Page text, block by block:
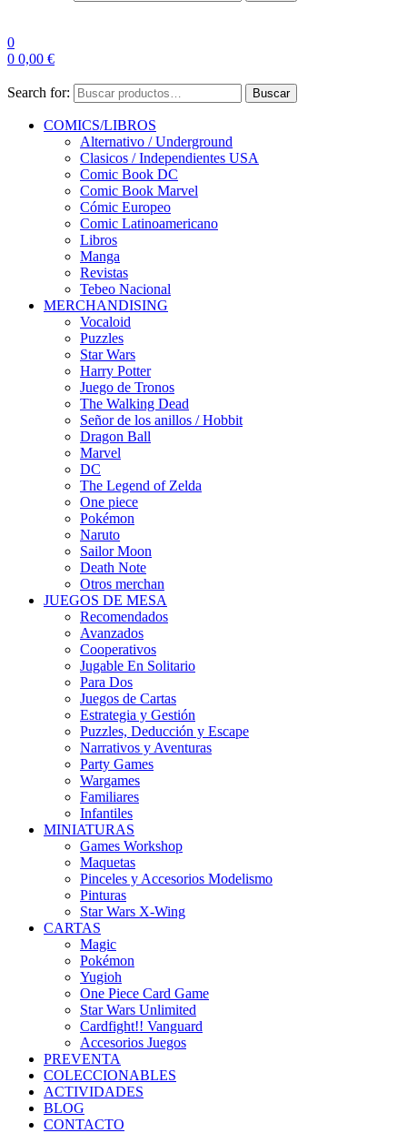
0
0 0,00 €
Search for: Buscar
COMICS/LIBROS
Alternativo / Underground
Clasicos / Independientes USA
Comic Book DC
Comic Book Marvel
Cómic Europeo
Comic Latinoamericano
Libros
Manga
Revistas
Tebeo Nacional
MERCHANDISING
Vocaloid
Puzzles
Star Wars
Harry Potter
Juego de Tronos
The Walking Dead
Señor de los anillos / Hobbit
Dragon Ball
Marvel
DC
The Legend of Zelda
One piece
Pokémon
Naruto
Sailor Moon
Death Note
Otros merchan
JUEGOS DE MESA
Recomendados
Avanzados
Cooperativos
Jugable En Solitario
Para Dos
Juegos de Cartas
Estrategia y Gestión
Puzzles, Deducción y Escape
Narrativos y Aventuras
Party Games
Wargames
Familiares
Infantiles
MINIATURAS
Games Workshop
Maquetas
Pinceles y Accesorios Modelismo
Pinturas
Star Wars X-Wing
CARTAS
Magic
Pokémon
Yugioh
One Piece Card Game
Star Wars Unlimited
Cardfight!! Vanguard
Accesorios Juegos
PREVENTA
COLECCIONABLES
ACTIVIDADES
BLOG
CONTACTO